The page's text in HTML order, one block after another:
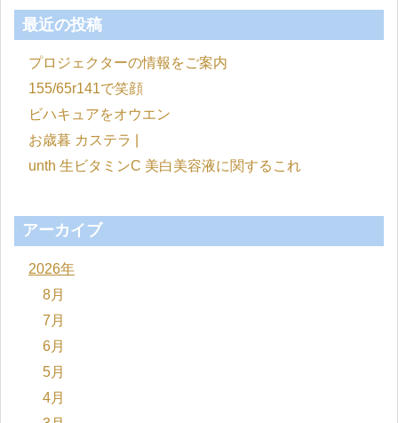
最近の投稿
プロジェクターの情報をご案内
155/65r141で笑顔
ビハキュアをオウエン
お歳暮 カステラ |
unth 生ビタミンC 美白美容液に関するこれ
アーカイブ
2026年
8月
7月
6月
5月
4月